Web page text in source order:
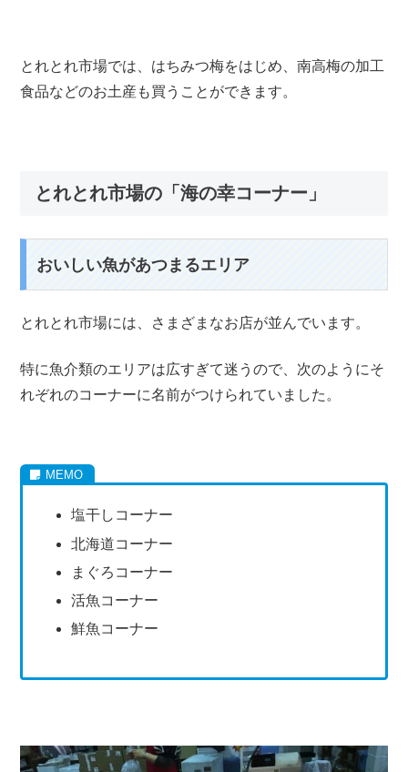
とれとれ市場では、はちみつ梅をはじめ、南高梅の加工
食品などのお土産も買うことができます。
とれとれ市場の「海の幸コーナー」
おいしい魚があつまるエリア
とれとれ市場には、さまざまなお店が並んでいます。
特に魚介類のエリアは広すぎて迷うので、次のようにそ
れぞれのコーナーに名前がつけられていました。
塩干しコーナー
北海道コーナー
まぐろコーナー
活魚コーナー
鮮魚コーナー